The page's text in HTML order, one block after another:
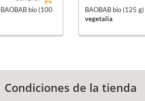
bio (100
BAOBAB bio (125 g)
vegetalia
Condiciones de la tienda